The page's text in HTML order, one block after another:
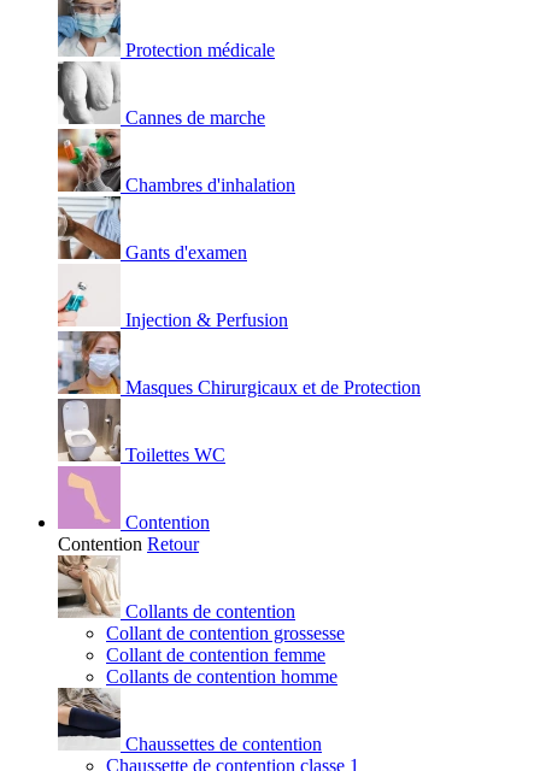
Protection médicale
Cannes de marche
Chambres d'inhalation
Gants d'examen
Injection & Perfusion
Masques Chirurgicaux et de Protection
Toilettes WC
Contention
Contention Retour
Collants de contention
Collant de contention grossesse
Collant de contention femme
Collants de contention homme
Chaussettes de contention
Chaussette de contention classe 1